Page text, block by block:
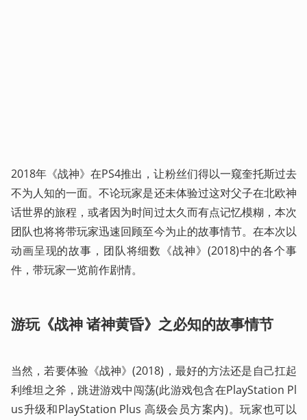
2018年《战神》在PS4推出，让粉丝们得以一窥奎托斯过去
不为人知的一面。不论玩家是还未体验过这对父子在北欧神
话世界的旅程，或者因为时间过太久而有点记忆模糊，本次
团队也将将带玩家迅速回顾至今为止的故事情节。在本次以
动画呈现的故事，团队将细数《战神》(2018)中的各个事
件，带玩家一览前作剧情。
游玩《战神 诸神黄昏》之必知的故事情节
当然，若要体验《战神》(2018)，最好的方法还是自己扛起
利维坦之斧，跳进游戏中闯荡(此游戏包含在PlayStation Pl
us升级和PlayStation Plus 高级会员方案内)。玩家也可以